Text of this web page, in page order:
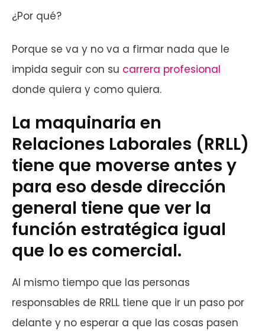
¿Por qué?
Porque se va y no va a firmar nada que le
impida seguir con su carrera profesional
donde quiera y como quiera.
La maquinaria en
Relaciones Laborales (RRLL)
tiene que moverse antes y
para eso desde dirección
general tiene que ver la
función estratégica igual
que lo es comercial.
Al mismo tiempo que las personas
responsables de RRLL tiene que ir un paso por
delante y no esperar a que las cosas pasen